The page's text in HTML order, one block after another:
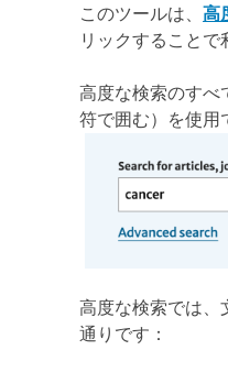
このツールは、 高
リックすることで
高度な検索のすべ
符で囲む）を使用
高度な検索では、
通りです：